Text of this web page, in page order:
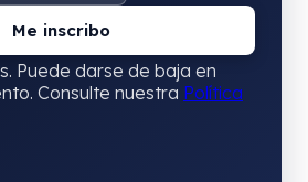
Puede darse de baja en
Consulte nuestra Política